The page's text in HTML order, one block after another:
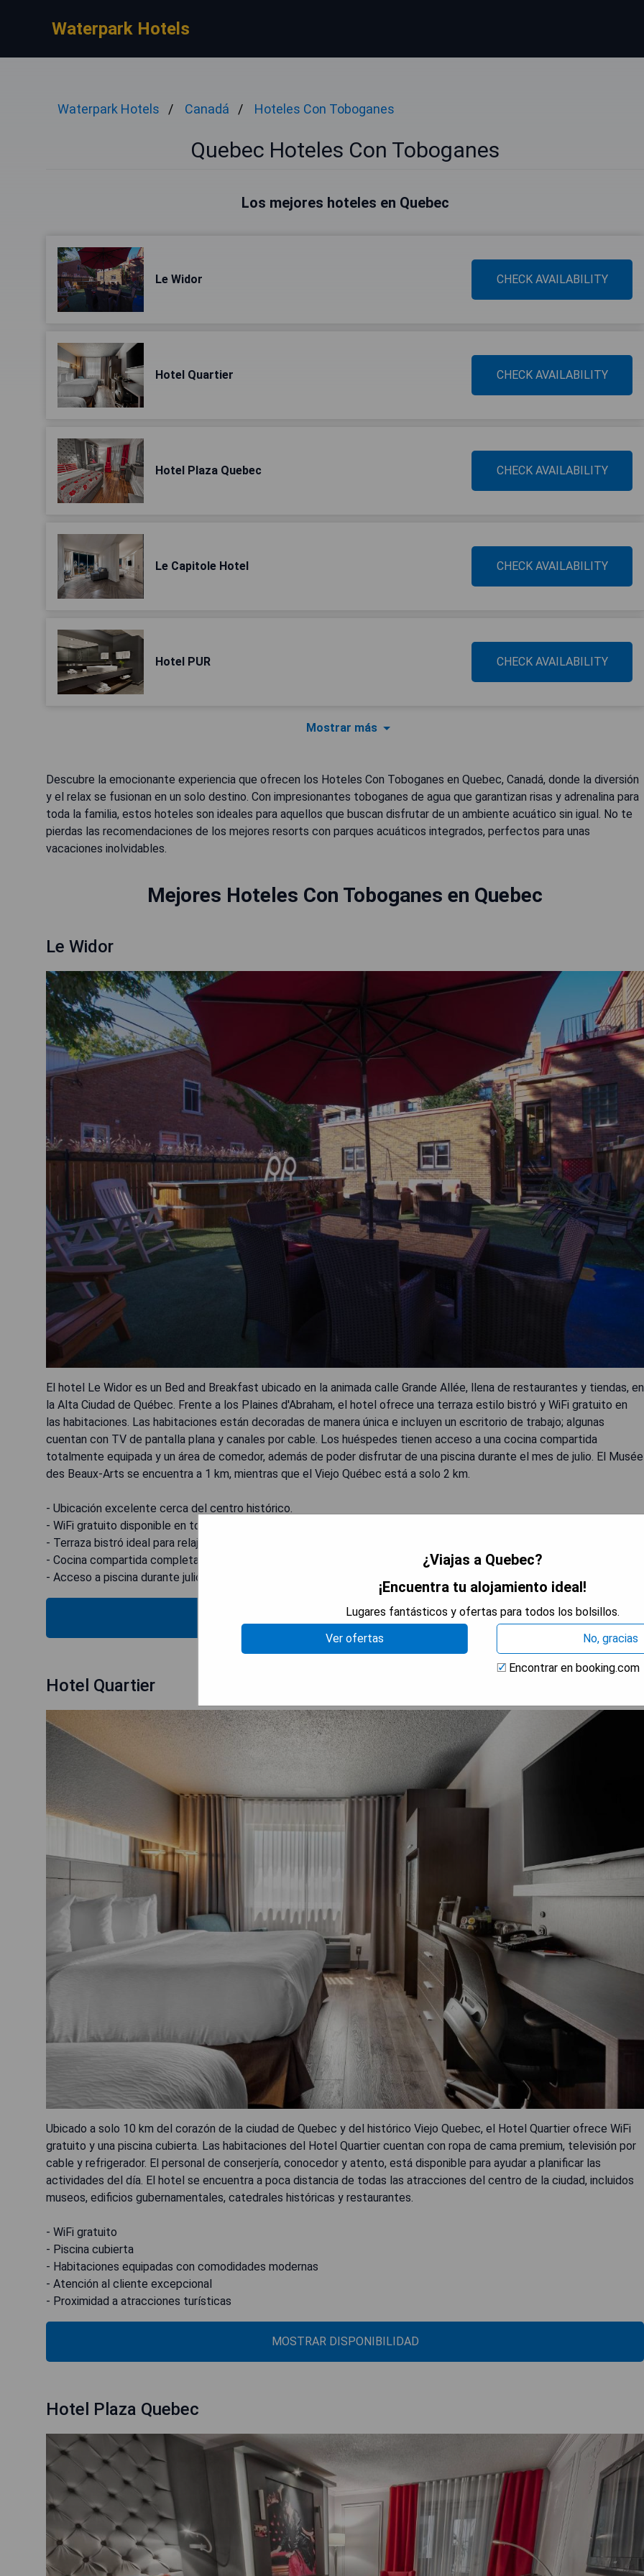
Waterpark Hotels
Waterpark Hotels Canadá Hoteles Con Toboganes
Quebec Hoteles Con Toboganes
Los mejores hoteles en Quebec
Le Widor CHECK AVAILABILITY
Hotel Quartier CHECK AVAILABILITY
Hotel Plaza Quebec CHECK AVAILABILITY
Le Capitole Hotel CHECK AVAILABILITY
Hotel PUR CHECK AVAILABILITY
Mostrar más
Descubre la emocionante experiencia que ofrecen los Hoteles Con Toboganes en Quebec, Canadá, donde la diversión
y el relax se fusionan en un solo destino. Con impresionantes toboganes de agua que garantizan risas y adrenalina para
toda la familia, estos hoteles son ideales para aquellos que buscan disfrutar de un ambiente acuático sin igual. No te
pierdas las recomendaciones de los mejores resorts con parques acuáticos integrados, perfectos para unas
vacaciones inolvidables.
Mejores Hoteles Con Toboganes en Quebec
Le Widor
El hotel Le Widor es un Bed and Breakfast ubicado en la animada calle Grande Allée, llena de restaurantes y tiendas, en
la Alta Ciudad de Québec. Frente a los Plaines d'Abraham, el hotel ofrece una terraza estilo bistró y WiFi gratuito en
las habitaciones. Las habitaciones están decoradas de manera única e incluyen un escritorio de trabajo; algunas
cuentan con TV de pantalla plana y canales por cable. Los huéspedes tienen acceso a una cocina compartida
totalmente equipada y un área de comedor, además de poder disfrutar de una piscina durante el mes de julio. El Musée
des Beaux-Arts se encuentra a 1 km, mientras que el Viejo Québec está a solo 2 km.
- Ubicación excelente cerca del centro histórico.
- WiFi gratuito disponible en todas las habitaciones.
- Terraza bistró ideal para relajarse al aire libre.
- Cocina compartida completamente equipada para los huéspedes.
- Acceso a piscina durante julio para disfrutar del verano.
MOSTRAR DISPONIBILIDAD
Hotel Quartier
Ubicado a solo 10 km del corazón de la ciudad de Quebec y del histórico Viejo Quebec, el Hotel Quartier ofrece WiFi
gratuito y una piscina cubierta. Las habitaciones del Hotel Quartier cuentan con ropa de cama premium, televisión por
cable y refrigerador. El personal de conserjería, conocedor y atento, está disponible para ayudar a planificar las
actividades del día. El hotel se encuentra a poca distancia de todas las atracciones del centro de la ciudad, incluidos
museos, edificios gubernamentales, catedrales históricas y restaurantes.
- WiFi gratuito
- Piscina cubierta
- Habitaciones equipadas con comodidades modernas
- Atención al cliente excepcional
- Proximidad a atracciones turísticas
MOSTRAR DISPONIBILIDAD
Hotel Plaza Quebec
¿Viajas a Quebec?
¡Encuentra tu alojamiento ideal!
Lugares fantásticos y ofertas para todos los bolsillos.
Ver ofertas
No, gracias
Encontrar en booking.com